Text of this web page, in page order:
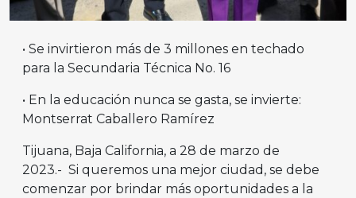
• Se invirtieron más de 3 millones en techado
para la Secundaria Técnica No. 16
• En la educación nunca se gasta, se invierte:
Montserrat Caballero Ramírez
Tijuana, Baja California, a 28 de marzo de
2023.- Si queremos una mejor ciudad, se debe
comenzar por brindar más oportunidades a la